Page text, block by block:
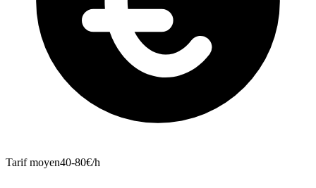
Tarif moyen40-80€/h